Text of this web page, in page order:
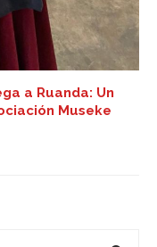
a Ruanda: Un
Museke